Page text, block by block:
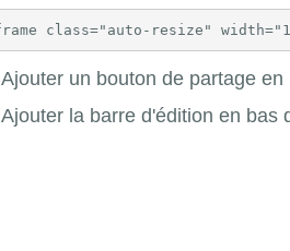
Ajouter un bouton de partage
Ajouter la barre d'édition en bas